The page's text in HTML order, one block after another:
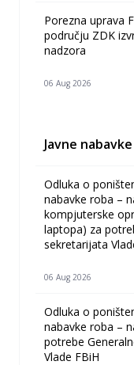
Porezna uprava
području ZDK
nadzora
06 Aug 2026
Javne nabavke
Odluka o
nabavke roba –
kompjuterske
laptopa) za
sekretarijata
06 Aug 2026
Odluka o
nabavke roba –
potrebe
Vlade FBiH